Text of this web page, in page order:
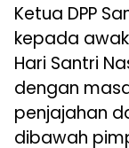
Ketua DPP
kepada
Hari Santri
dengan
penjajahan
dibawah